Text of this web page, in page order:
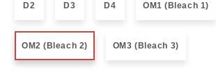
D2 D3 D4 OM1 (Bleach 1)
OM2 (Bleach 2) OM3 (Bleach 3)